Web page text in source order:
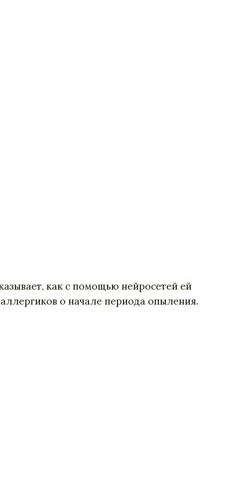
как с помощью нейросетей ей
о начале периода опыления.